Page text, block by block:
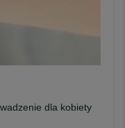
dla kobiety